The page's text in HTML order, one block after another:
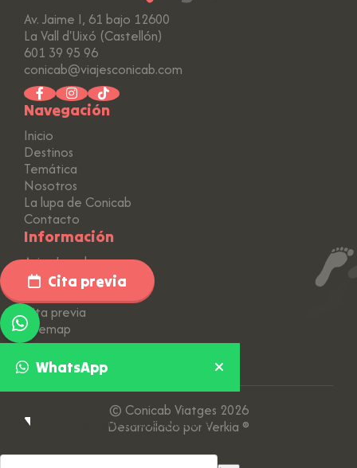
Av. Jaime I, 61 bajo 12600
La Vall d'Uixó (Castellón)
601 39 95 96
conicab@viajesconicab.com
Navegación
Inicio
Destinos
Temática
Nosotros
La lupa de Conicab
Contacto
Información
Aviso Legal
Política de Privacidad
Política de Cookies
Cita previa
Sitemap
© Conicab Viatges 2026
Desarrollado por Verkia ®
Cita previa
WhatsApp
👋 ¡Hola! ¿En qué puedo ayudarte?